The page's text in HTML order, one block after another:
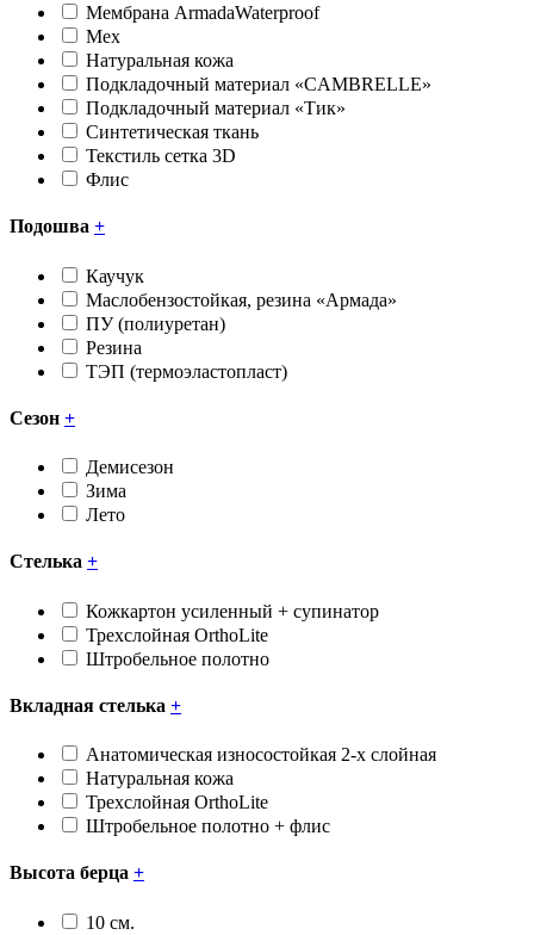
Мембрана ArmadaWaterproof
Мех
Натуральная кожа
Подкладочный материал «CAMBRELLE»
Подкладочный материал «Тик»
Синтетическая ткань
Текстиль сетка 3D
Флис
Подошва +
Каучук
Маслобензостойкая, резина «Армада»
ПУ (полиуретан)
Резина
ТЭП (термоэластопласт)
Сезон +
Демисезон
Зима
Лето
Стелька +
Кожкартон усиленный + супинатор
Трехслойная OrthoLite
Штробельное полотно
Вкладная стелька +
Анатомическая износостойкая 2-х слойная
Натуральная кожа
Трехслойная OrthoLite
Штробельное полотно + флис
Высота берца +
10 см.